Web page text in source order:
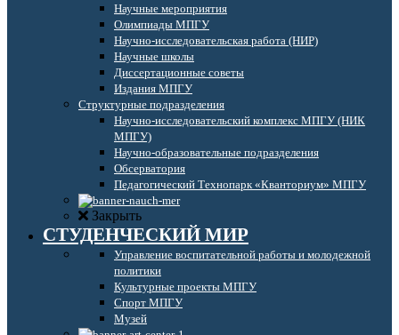
Научные мероприятия
Олимпиады МПГУ
Научно-исследовательская работа (НИР)
Научные школы
Диссертационные советы
Издания МПГУ
Структурные подразделения
Научно-исследовательский комплекс МПГУ (НИК
МПГУ)
Научно-образовательные подразделения
Обсерватория
Педагогический Технопарк «Кванториум» МПГУ
Закрыть
СТУДЕНЧЕСКИЙ МИР
Управление воспитательной работы и молодежной
политики
Культурные проекты МПГУ
Спорт МПГУ
Музей